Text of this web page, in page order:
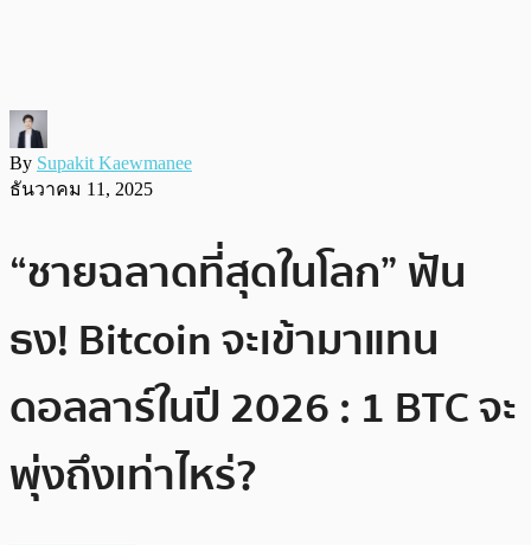
By Supakit Kaewmanee
ธันวาคม 11, 2025
“ชายฉลาดที่สุดในโลก” ฟัน
ธง! Bitcoin จะเข้ามาแทน
ดอลลาร์ในปี 2026 : 1 BTC จะ
พุ่งถึงเท่าไหร่?